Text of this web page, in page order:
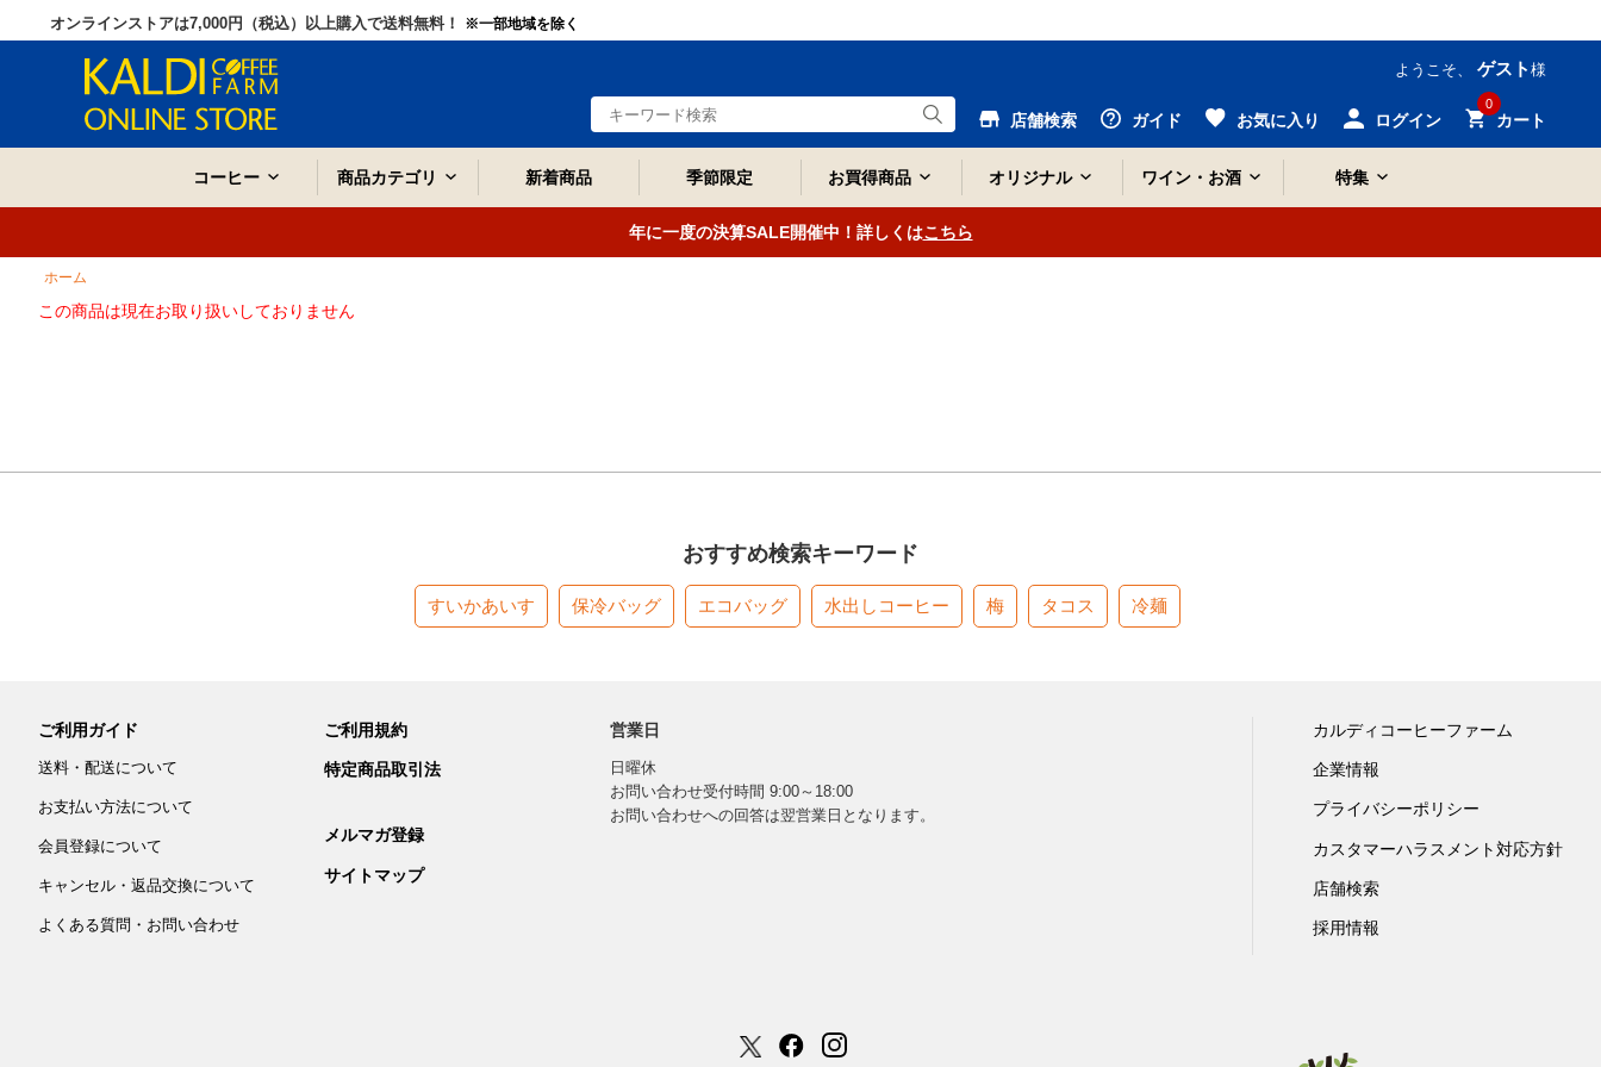
オンラインストアは7,000円（税込）以上購入で送料無料！ ※一部地域を除く
ようこそ、 ゲスト 様
店舗検索 ガイド お気に入り ログイン
0
カート
コーヒー 商品カテゴリ 新着商品 季節限定 お買得商品 オリジナル ワイン・お酒 特集
年に一度の決算SALE開催中！詳しくはこちら
ホーム
この商品は現在お取り扱いしておりません
おすすめ検索キーワード
すいかあいす 保冷バッグ エコバッグ 水出しコーヒー 梅 タコス 冷麺
ご利用ガイド
送料・配送について
お支払い方法について
会員登録について
キャンセル・返品交換について
よくある質問・お問い合わせ
ご利用規約
特定商品取引法
メルマガ登録
サイトマップ
営業日
日曜休
お問い合わせ受付時間 9:00～18:00
お問い合わせへの回答は翌営業日となります。
カルディコーヒーファーム
企業情報
プライバシーポリシー
カスタマーハラスメント対応方針
店舗検索
採用情報